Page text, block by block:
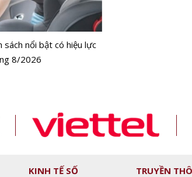
sách nổi bật có hiệu lực
8/2026
KINH TẾ SỐ
TRUYỀN